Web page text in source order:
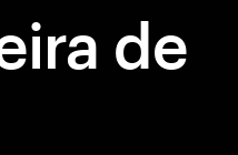
de